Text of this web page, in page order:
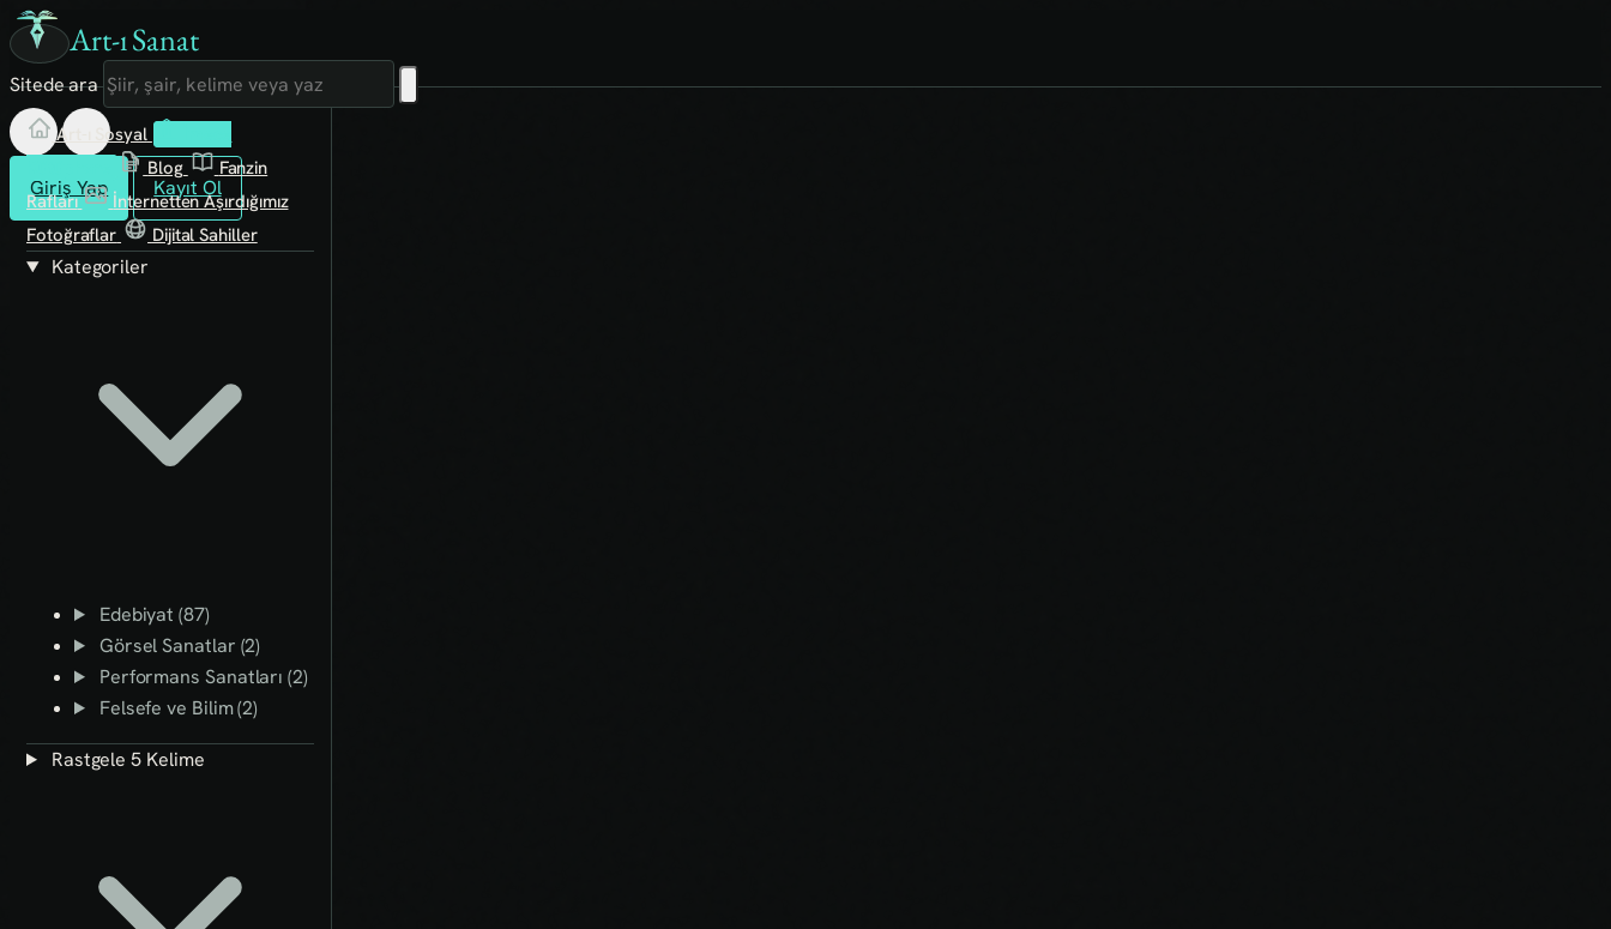
Art-ı Sanat
Sitede ara
Giriş Yap Kayıt Ol
Art-ı Sosyal
Blog
Fanzin
Rafları
İnternetten Aşırdığımız
Fotoğraflar
Dijital Sahiller
Kategoriler
Edebiyat (87)
Görsel Sanatlar (2)
Performans Sanatları (2)
Felsefe ve Bilim (2)
Rastgele 5 Kelime